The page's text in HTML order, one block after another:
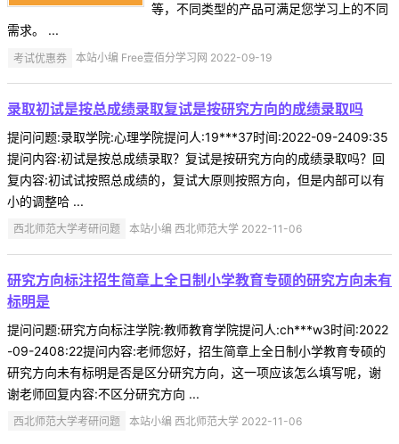
等，不同类型的产品可满足您学习上的不同
需求。 ...
考试优惠券 本站小编 Free壹佰分学习网 2022-09-19
录取初试是按总成绩录取复试是按研究方向的成绩录取吗
提问问题:录取学院:心理学院提问人:19***37时间:2022-09-2409:35
提问内容:初试是按总成绩录取？复试是按研究方向的成绩录取吗？回
复内容:初试试按照总成绩的，复试大原则按照方向，但是内部可以有
小的调整哈 ...
西北师范大学考研问题 本站小编 西北师范大学 2022-11-06
研究方向标注招生简章上全日制小学教育专硕的研究方向未有
标明是
提问问题:研究方向标注学院:教师教育学院提问人:ch***w3时间:2022
-09-2408:22提问内容:老师您好，招生简章上全日制小学教育专硕的
研究方向未有标明是否是区分研究方向，这一项应该怎么填写呢，谢
谢老师回复内容:不区分研究方向 ...
西北师范大学考研问题 本站小编 西北师范大学 2022-11-06